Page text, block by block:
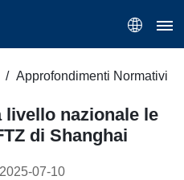
Approfondimenti Normativi
livello nazionale le
di Shanghai
2025-07-10